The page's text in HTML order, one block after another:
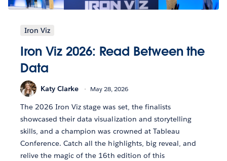
Iron Viz
Iron Viz 2026: Read Between the
Data
Katy Clarke May 28, 2026
The 2026 Iron Viz stage was set, the finalists
showcased their data visualization and storytelling
skills, and a champion was crowned at Tableau
Conference. Catch all the highlights, big reveal, and
relive the magic of the 16th edition of this